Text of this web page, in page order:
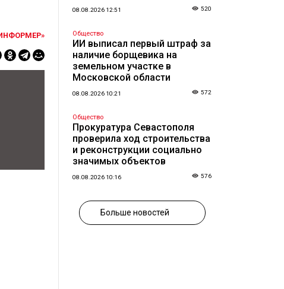
08.08.2026 12:51 520
Общество
ИИ выписал первый штраф за
наличие борщевика на
земельном участке в
Московской области
08.08.2026 10:21 572
Общество
Прокуратура Севастополя
проверила ход строительства
и реконструкции социально
значимых объектов
08.08.2026 10:16 576
Больше новостей